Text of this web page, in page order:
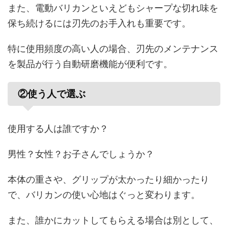
また、電動バリカンといえどもシャープな切れ味を
保ち続けるには刃先のお手入れも重要です。
特に使用頻度の高い人の場合、刃先のメンテナンス
を製品が行う自動研磨機能が便利です。
②使う人で選ぶ
使用する人は誰ですか？
男性？女性？お子さんでしょうか？
本体の重さや、グリップが太かったり細かったり
で、バリカンの使い心地はぐっと変わります。
また、誰かにカットしてもらえる場合は別として、